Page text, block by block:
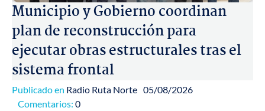
Municipio y Gobierno coordinan
plan de reconstrucción para
ejecutar obras estructurales tras el
sistema frontal
Publicado en Radio Ruta Norte 05/08/2026
Comentarios: 0